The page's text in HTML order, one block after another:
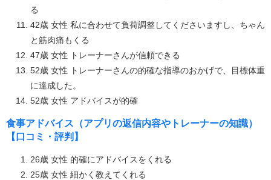
る
42歳 女性 私に合わせて負荷調整してくださいますし、ちゃん
と筋肉痛もくる
47歳 女性 トレーナーさんが信頼できる
52歳 女性 トレーナーさんの的確な指導のおかげで、目標体重
に達成した。
52歳 女性 アドバイスが的確
食事アドバイス（アプリの返信内容やトレーナーの知識）
【口コミ・評判】
26歳 女性 的確にアドバイスをくれる
25歳 女性 細かく教えてくれる